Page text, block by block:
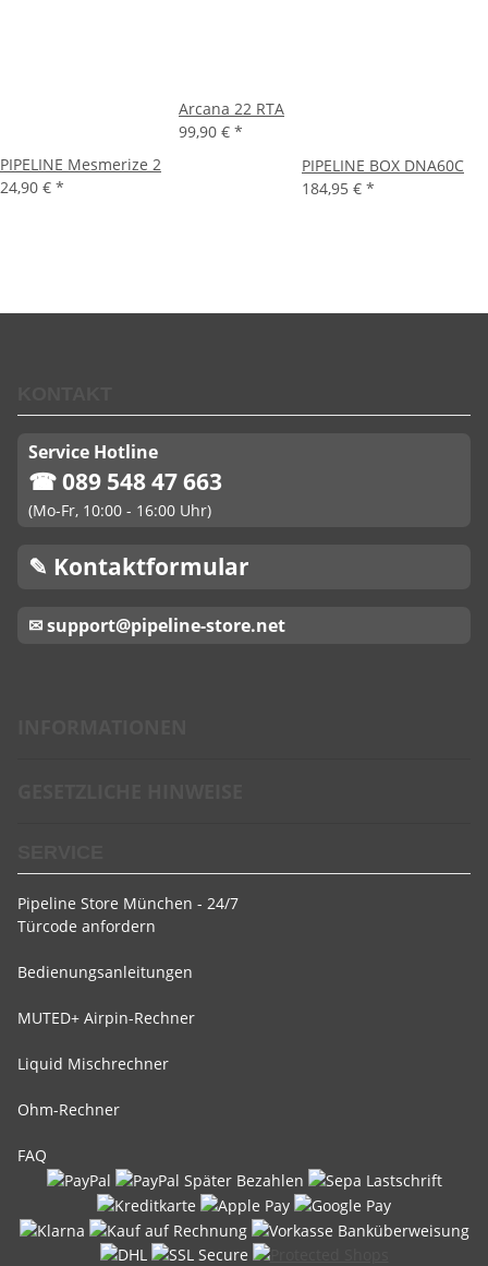
PIPELINE Mesmerize 2
24,90 € *
Arcana 22 RTA
99,90 € *
PIPELINE BOX DNA60C
184,95 € *
Service Hotline
☎ 089 548 47 663
(Mo-Fr, 10:00 - 16:00 Uhr)
✎ Kontaktformular
✉ support@pipeline-store.net
Pipeline Store München - 24/7
Türcode anfordern
Bedienungsanleitungen
MUTED+ Airpin-Rechner
Liquid Mischrechner
Ohm-Rechner
FAQ